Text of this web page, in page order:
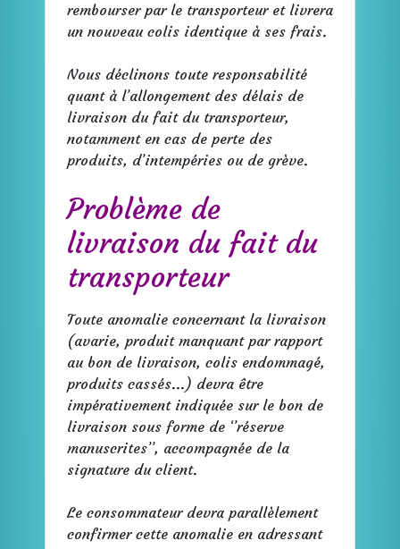
rembourser par le transporteur et livrera
un nouveau colis identique à ses frais.
Nous déclinons toute responsabilité
quant à l’allongement des délais de
livraison du fait du transporteur,
notamment en cas de perte des
produits, d’intempéries ou de grève.
Problème de
livraison du fait du
transporteur
Toute anomalie concernant la livraison
(avarie, produit manquant par rapport
au bon de livraison, colis endommagé,
produits cassés...) devra être
impérativement indiquée sur le bon de
livraison sous forme de ‘’réserve
manuscrites’’, accompagnée de la
signature du client.
Le consommateur devra parallèlement
confirmer cette anomalie en adressant